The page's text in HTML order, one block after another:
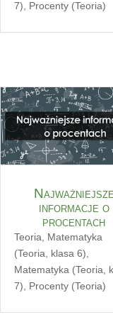
7), Procenty (Teoria)
Najważniejsze
informacje o
procentach
Teoria
Matematyka
(Teoria, klasa 6)
Matematyka (Teoria,
7)
Procenty (Teoria)